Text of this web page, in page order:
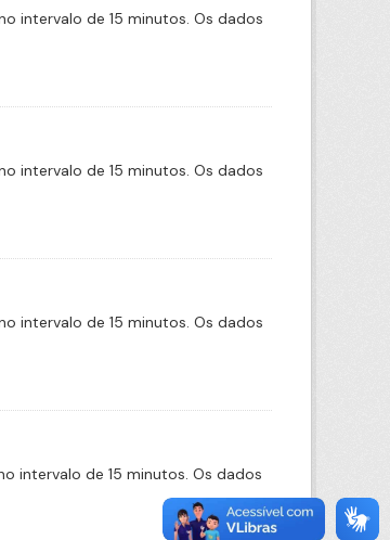
intervalo de 15 minutos. Os dados
intervalo de 15 minutos. Os dados
intervalo de 15 minutos. Os dados
intervalo de 15 minutos. Os dados